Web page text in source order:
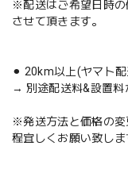
※配送はご希望日時の
させて頂きます。
⚫︎ 20km以上(ヤマト配
→ 別途配送料&設置料
※発送方法と価格の変
程宜しくお願い致しま